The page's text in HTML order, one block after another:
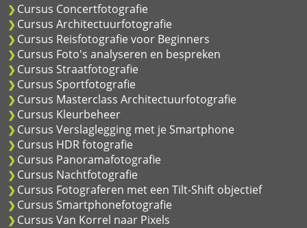
Cursus Concertfotografie
Cursus Architectuurfotografie
Cursus Reisfotografie voor Beginners
Cursus Foto's analyseren en bespreken
Cursus Straatfotografie
Cursus Sportfotografie
Cursus Masterclass Architectuurfotografie
Cursus Kleurbeheer
Cursus Verslaglegging met je Smartphone
Cursus HDR fotografie
Cursus Panoramafotografie
Cursus Nachtfotografie
Cursus Fotograferen met een Tilt-Shift objectief
Cursus Smartphonefotografie
Cursus Van Korrel naar Pixels